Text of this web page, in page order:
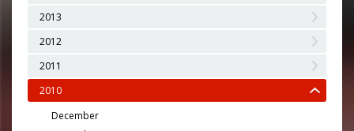
2013
2012
2011
2010
December